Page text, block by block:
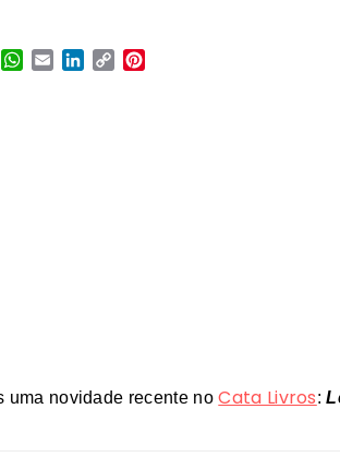
Facebook
WhatsApp
EmailLinkedIn
Copy
uma novidade recente noCata Livros: